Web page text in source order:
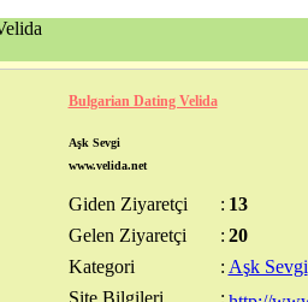
Bulgarian Dating Velida
Aşk Sevgi
www.velida.net
Giden Ziyaretçi : 13
Gelen Ziyaretçi
: 20
Kategori
: Aşk Sevgi
Site Bilgileri
: